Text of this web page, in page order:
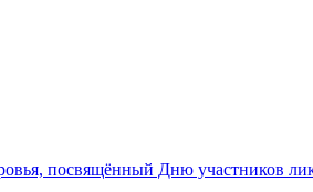
посвящённый Дню участников